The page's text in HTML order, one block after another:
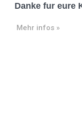
Danke fur eure
Mehr infos »